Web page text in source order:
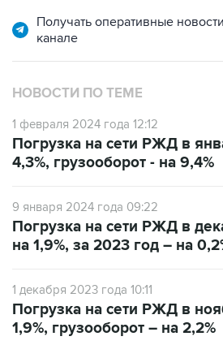
НОВОСТИ ПО ТЕМЕ
1 февраля 2024 года 12:12
4,3%, грузооборот - на 9,4%
9 января 2024 года 09:22
на 1,9%, за 2023 год – на 0,2%
1 декабря 2023 года 10:11
1,9%, грузооборот – на 2,2%